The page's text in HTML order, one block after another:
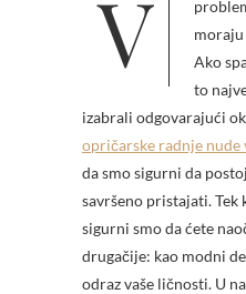
Veliki broj osoba koje imaju
moraju
Ako
to
izabrali odgovarajući
opričarske radnje
da smo sigurni da
savršeno pristajati. Tek
sigurni smo da ćete
drugačije: kao modni
odraz vaše ličnosti. U